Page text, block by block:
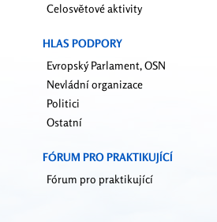
Celosvětové aktivity
HLAS PODPORY
Evropský Parlament, OSN
Nevládní organizace
Politici
Ostatní
FÓRUM PRO PRAKTIKUJÍCÍ
Fórum pro praktikující